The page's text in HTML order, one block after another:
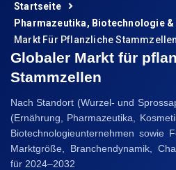
Startseite
Pharmazeutika, Biotechnologie
Markt Für Pflanzliche Stammzellen
Globaler Markt für
Stammzellen
Nach Standort (Wurzel- und
(Ernährung, Pharmazeutika,
Biotechnologieunternehmen sowie
Marktgröße, Branchendynamik,
für 2024–2032